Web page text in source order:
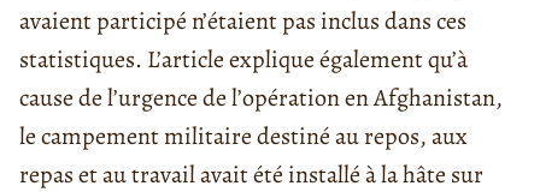
avaient participé n’étaient pas inclus dans ces
statistiques. L’article explique également qu’à
cause de l’urgence de l’opération en Afghanistan,
le campement militaire destiné au repos, aux
repas et au travail avait été installé à la hâte sur